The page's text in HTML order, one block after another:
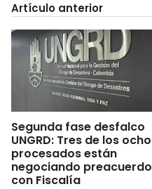
Artículo anterior
Segunda fase desfalco
UNGRD: Tres de los ocho
procesados están
negociando preacuerdo
con Fiscalía